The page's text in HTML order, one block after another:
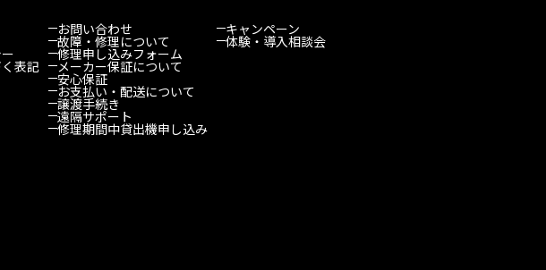
表記
お問い合わせ
故障・修理について
修理申し込みフォーム
メーカー保証について
安心保証
お支払い・配送について
譲渡手続き
遠隔サポート
修理期間中貸出機申し込み
キャンペーン
体験・導入相談会